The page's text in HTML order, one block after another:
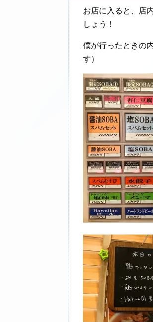
お店に入ると、店
しょう！
僕が行ったときの
す）